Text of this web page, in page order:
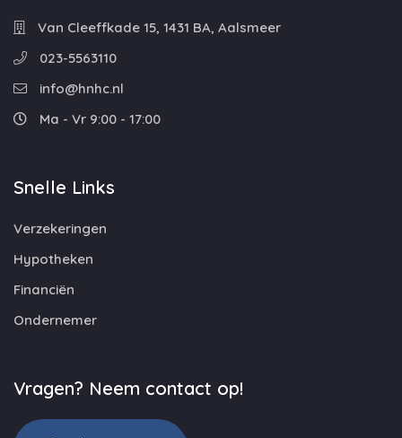
Van Cleeffkade 15, 1431 BA, Aalsmeer
023-5563110
info@hnhc.nl
Ma - Vr 9:00 - 17:00
Snelle Links
Verzekeringen
Hypotheken
Financiën
Ondernemer
Vragen? Neem contact op!